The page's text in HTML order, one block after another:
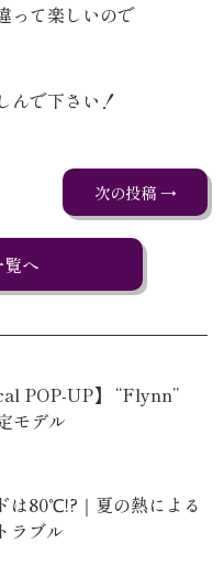
って楽しいので
んで下さい！
次の投稿 →
へ
POP-UP】 “Flynn”
モデル
は80℃!?｜夏の熱による
ラブル